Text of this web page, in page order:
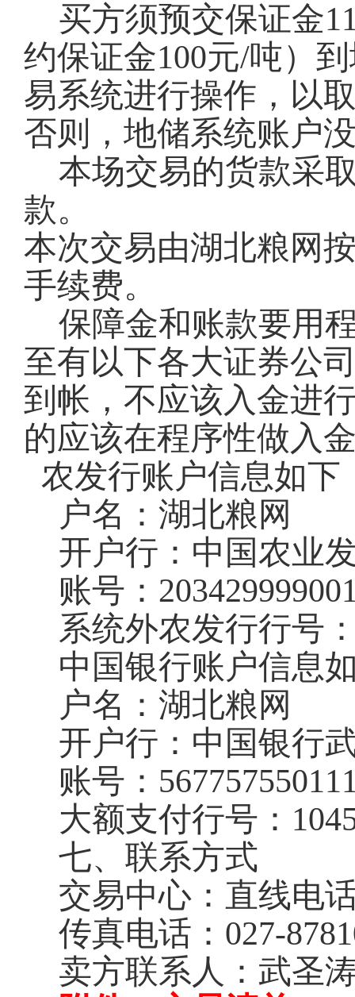
买方须预交保证金
约保证金100元/吨）
易系统进行操作，以
否则，地储系统账户
本场交易的货款采
款。
本次交易由湖北粮网
手续费。
保障金和账款要用
至有以下各大证券公
到帐，不应该入金进
的应该在程序性做入
农发行账户信息如下
户名：湖北粮网
开户行：中国农业
账号：
系统外农发行行号
中国银行账户信息
户名：湖北粮网
开户行：中国银行
账号：
大额支付行号：
七、联系方式
交易中心：直线电
传真电话： 027-
卖方联系人：武圣